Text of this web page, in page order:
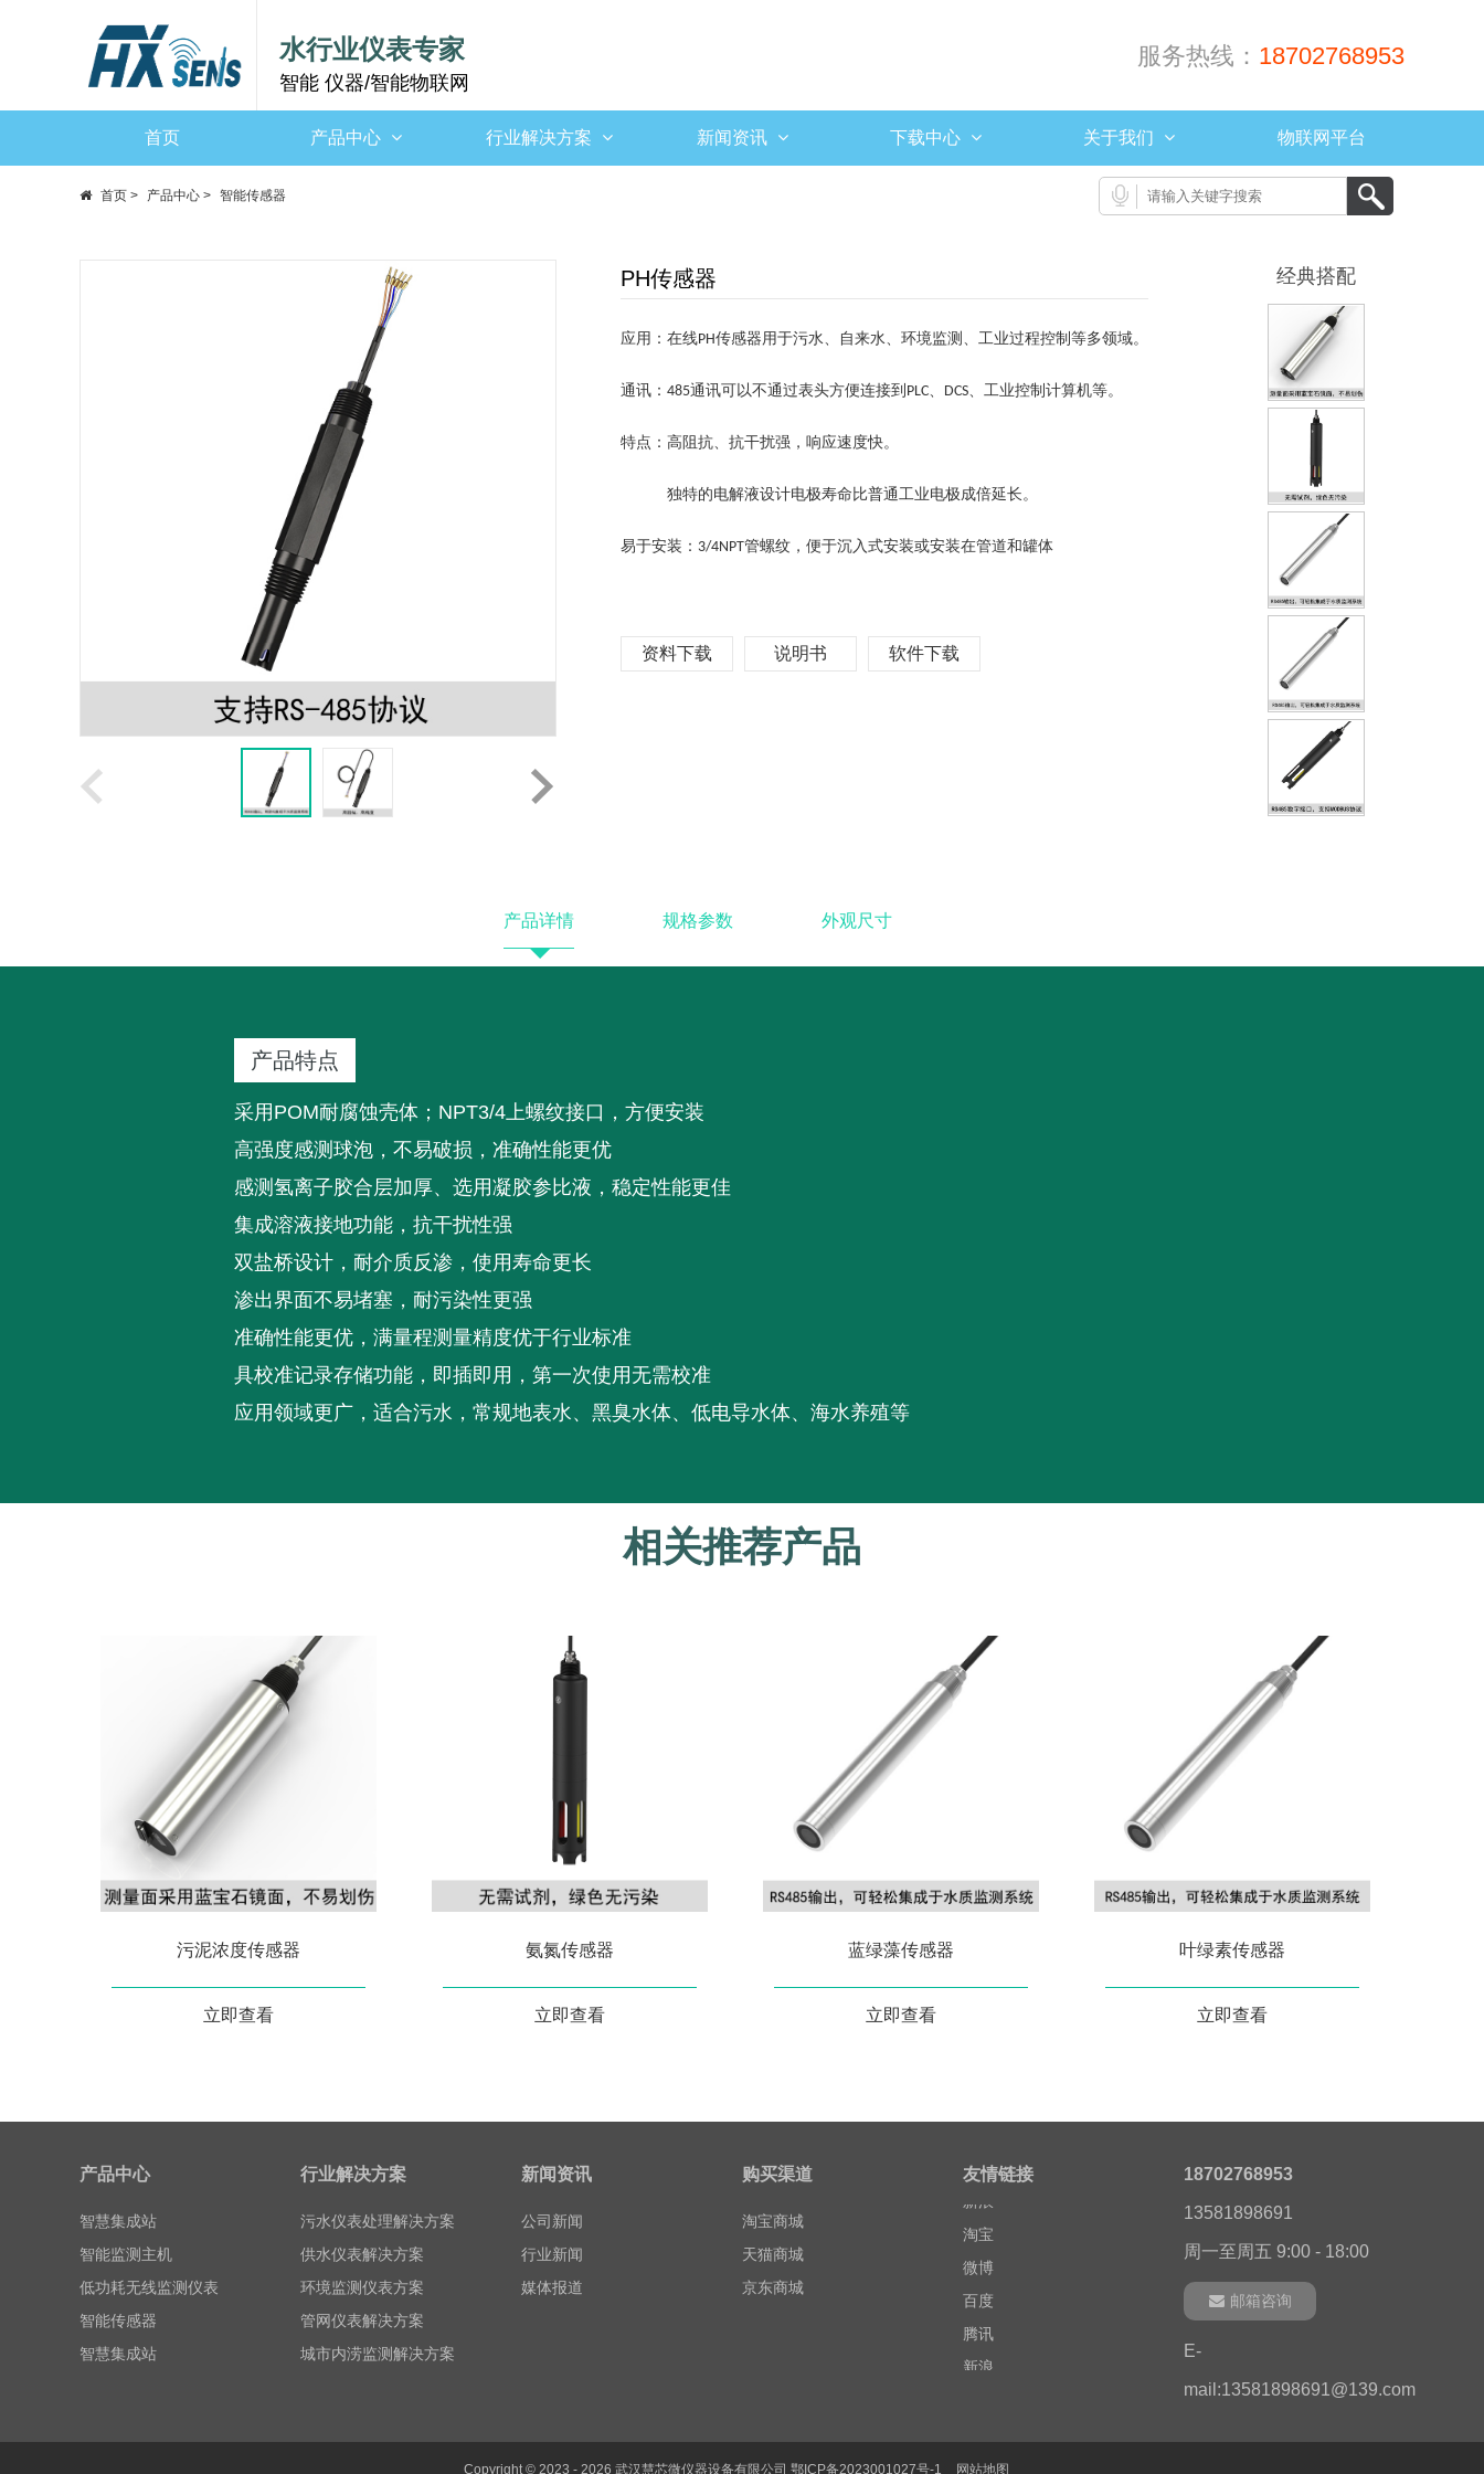
水行业仪表专家
智能 仪器/智能物联网
服务热线： 18702768953
首页 产品中心 行业解决方案 新闻资讯 下载中心 关于我们 物联网平台
首页 > 产品中心 > 智能传感器
PH传感器
应用： 在线PH传感器用于污水、自来水、环境监测、工业过程控制等多领域。
通讯： 485通讯可以不通过表头方便连接到 PLC、 DCS、工业控制计算机等。
特点： 高阻抗、 抗干扰强，响应速度快。
独特的电解液设计电极寿命比普通工业电极成倍延长。
易于安装： 3/4NPT管螺纹，便于沉入式安装或安装在管道和罐体
资料下载 说明书 软件下载
经典搭配
产品详情 规格参数 外观尺寸
产品特点
采用POM耐腐蚀壳体；NPT3/4上螺纹接口，方便安装
高强度感测球泡，不易破损，准确性能更优
感测氢离子胶合层加厚、选用凝胶参比液，稳定性能更佳
集成溶液接地功能，抗干扰性强
双盐桥设计，耐介质反渗，使用寿命更长
渗出界面不易堵塞，耐污染性更强
准确性能更优，满量程测量精度优于行业标准
具校准记录存储功能，即插即用，第一次使用无需校准
应用领域更广，适合污水，常规地表水、黑臭水体、低电导水体、海水养殖等
相关推荐产品
污泥浓度传感器
立即查看
氨氮传感器
立即查看
蓝绿藻传感器
立即查看
叶绿素传感器
立即查看
产品中心
智能监测主机
智能传感器
智慧集成站
智能监测主机
低功耗无线监测仪表
智能传感器
智慧集成站
行业解决方案
污水仪表处理解决方案
供水仪表解决方案
环境监测仪表方案
管网仪表解决方案
城市内涝监测解决方案
新闻资讯
公司新闻
行业新闻
媒体报道
购买渠道
淘宝商城
天猫商城
京东商城
友情链接
腾讯
新浪
淘宝
微博
百度
腾讯
新浪
18702768953
13581898691
周一至周五 9:00 - 18:00
邮箱咨询
E-
mail:13581898691@139.com
Copyright © 2023 - 2026 武汉慧芯微仪器设备有限公司 鄂ICP备2023001027号-1 网站地图